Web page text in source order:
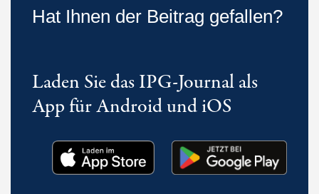
Hat Ihnen der Beitrag gefallen?
Laden Sie das IPG-Journal als
App für Android und iOS